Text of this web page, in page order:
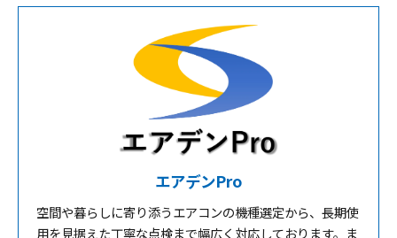
エアデンPro
空間や暮らしに寄り添うエアコンの機種選定から、長期使
用を見据えた丁寧な点検まで幅広く対応しております。ま